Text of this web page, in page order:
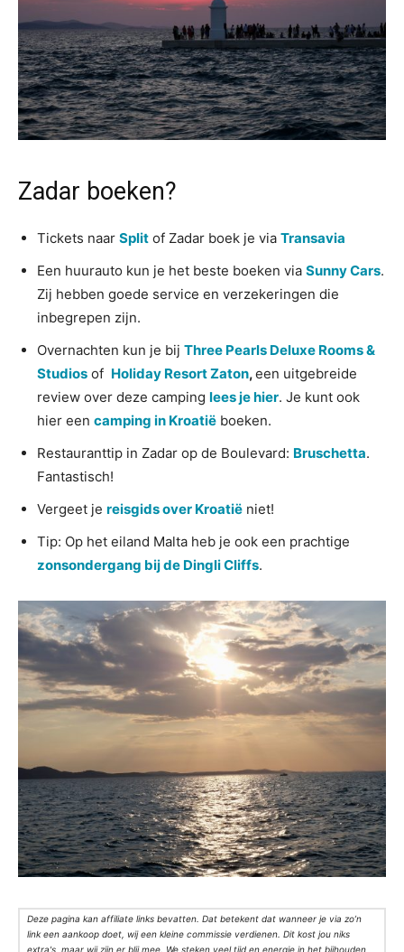
Zadar boeken?
Tickets naar Split of Zadar boek je via Transavia
Een huurauto kun je het beste boeken via Sunny Cars.
Zij hebben goede service en verzekeringen die
inbegrepen zijn.
Overnachten kun je bij Three Pearls Deluxe Rooms &
Studios of Holiday Resort Zaton,een uitgebreide
review over deze camping lees je hier. Je kunt ook
hier een camping in Kroatië boeken.
Restauranttip in Zadar op de Boulevard: Bruschetta.
Fantastisch!
Vergeet je reisgids over Kroatië niet!
Tip: Op het eiland Malta heb je ook een prachtige
zonsondergang bij de Dingli Cliffs.
Deze pagina kan affiliate links bevatten. Dat betekent dat wanneer je via zo’n
link een aankoop doet, wij een kleine commissie verdienen. Dit kost jou niks
extra's, maar wij zijn er blij mee. We steken veel tijd en energie in het bijhouden